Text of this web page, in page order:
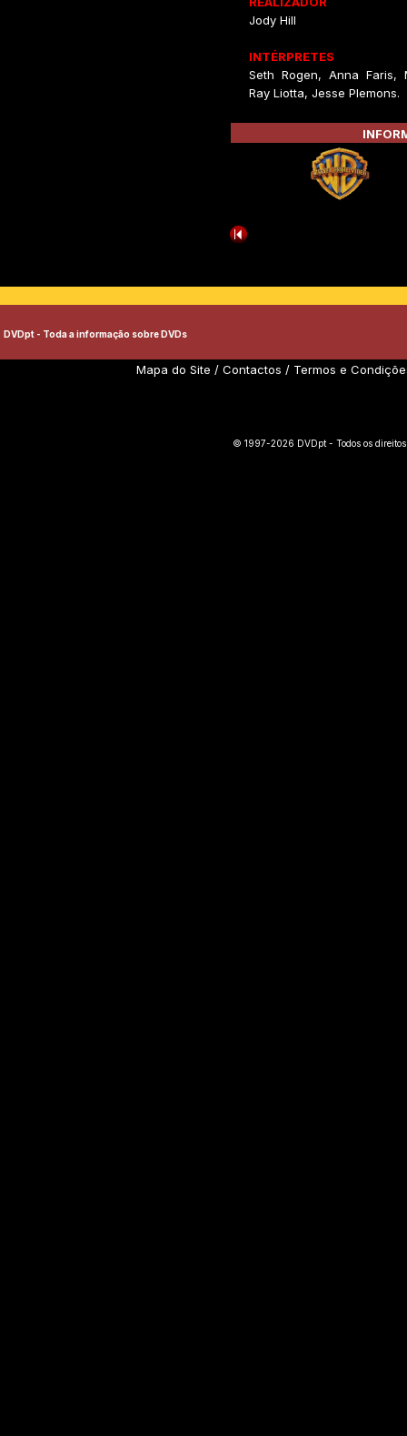
Jody Hill
INTÉRPRETES
Seth Rogen, Anna Faris,
Ray Liotta, Jesse Plemons.
DVDpt - Toda a informação sobre DVDs
Mapa do Site / Contactos / Termos e
© 1997-2026 DVDpt - Todos os direitos